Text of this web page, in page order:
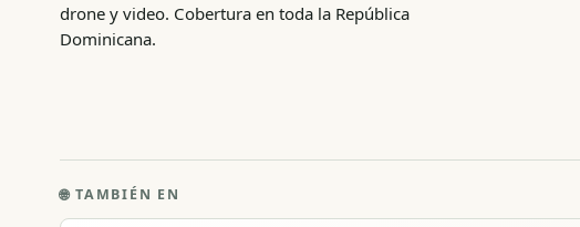
drone y video. Cobertura en toda la República
Dominicana.
🌐 TAMBIÉN EN